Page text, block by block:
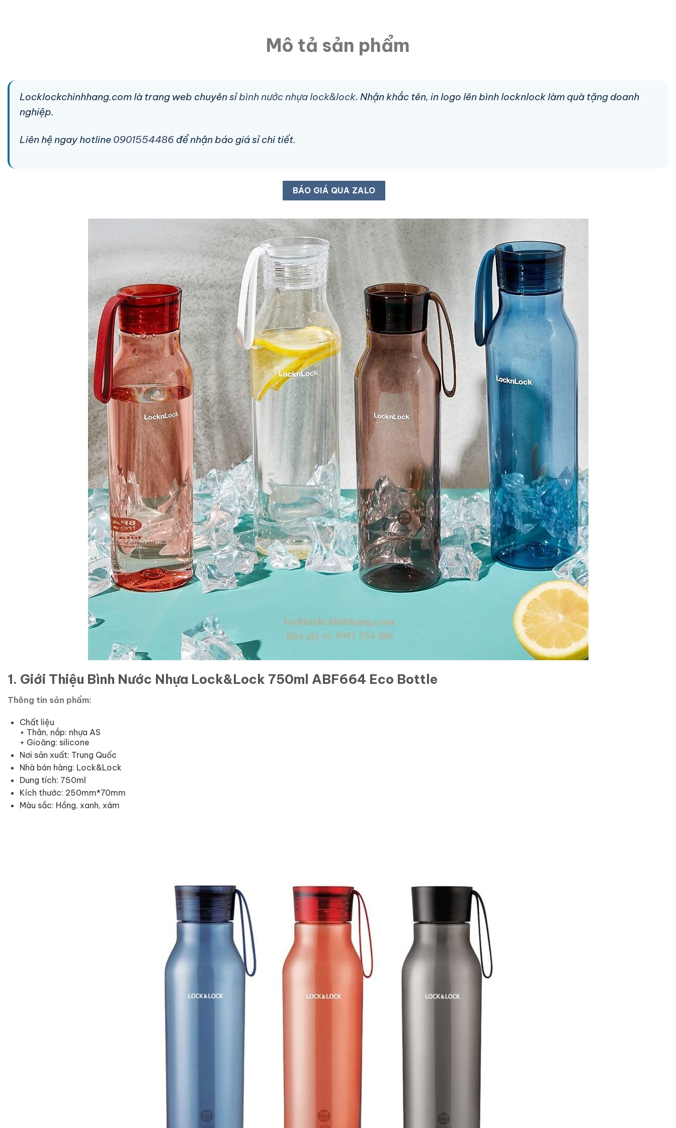
Mô tả sản phẩm
Locklockchinhhang.com là trang web chuyên sỉbình nước nhựa lock&lock. Nhận khắc tên, in logo lên bình locknlock làm quà tặng doanh
nghiệp.
Liên hệ ngay hotline 0901554486 để nhận báo giá sỉ chi tiết.
BÁO GIÁ QUA ZALO
1. Giới Thiệu Bình Nước Nhựa Lock&Lock 750ml ABF664 Eco Bottle
Thông tin sản phẩm:
Chất liệu
+ Thân, nắp: nhựa AS
+ Gioăng: silicone
Nơi sản xuất: Trung Quốc
Nhà bán hàng: Lock&Lock
Dung tích: 750ml
Kích thước: 250mm*70mm
Màu sắc: Hồng, xanh, xám